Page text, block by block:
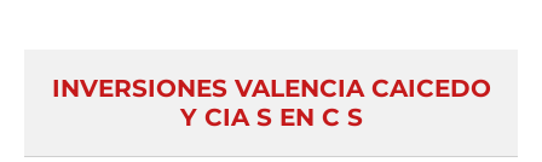
INVERSIONES VALENCIA CAICEDO
Y CIA S EN C S